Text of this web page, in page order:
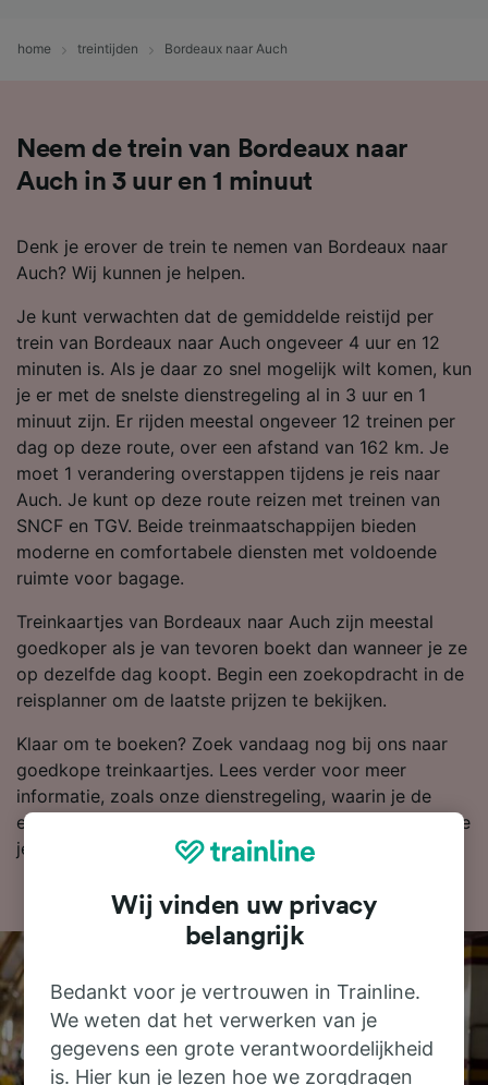
home treintijden Bordeaux naar Auch
Neem de trein van Bordeaux naar
Auch in 3 uur en 1 minuut
Denk je erover de trein te nemen van Bordeaux naar
Auch? Wij kunnen je helpen.
Je kunt verwachten dat de gemiddelde reistijd per
trein van Bordeaux naar Auch ongeveer 4 uur en 12
minuten is. Als je daar zo snel mogelijk wilt komen, kun
je er met de snelste dienstregeling al in 3 uur en 1
minuut zijn. Er rijden meestal ongeveer 12 treinen per
dag op deze route, over een afstand van 162 km. Je
moet 1 verandering overstappen tijdens je reis naar
Auch. Je kunt op deze route reizen met treinen van
SNCF en TGV. Beide treinmaatschappijen bieden
moderne en comfortabele diensten met voldoende
ruimte voor bagage.
Treinkaartjes van Bordeaux naar Auch zijn meestal
goedkoper als je van tevoren boekt dan wanneer je ze
op dezelfde dag koopt. Begin een zoekopdracht in de
reisplanner om de laatste prijzen te bekijken.
Klaar om te boeken? Zoek vandaag nog bij ons naar
goedkope treinkaartjes. Lees verder voor meer
informatie, zoals onze dienstregeling, waarin je de
eerste en laatste treinen kunt bekijken en tips over hoe
je goedkope treinkaartjes kunt vinden.
Wij vinden uw privacy
belangrijk
Bedankt voor je vertrouwen in Trainline.
We weten dat het verwerken van je
gegevens een grote verantwoordelijkheid
is. Hier kun je lezen hoe we zorgdragen